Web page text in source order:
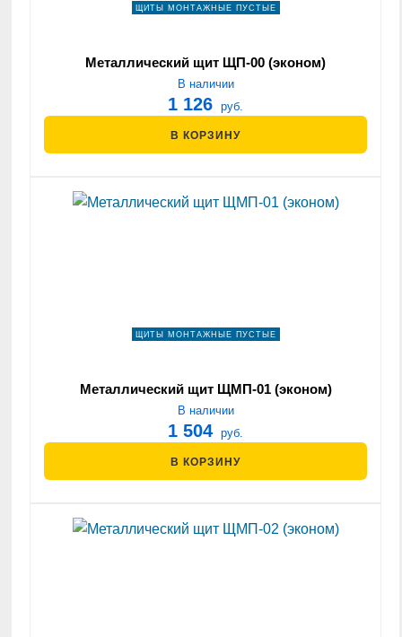
ЩИТЫ МОНТАЖНЫЕ ПУСТЫЕ
Металлический щит ЩП-00 (эконом)
В наличии
1 126 руб.
В КОРЗИНУ
ЩИТЫ МОНТАЖНЫЕ ПУСТЫЕ
Металлический щит ЩМП-01 (эконом)
В наличии
1 504 руб.
В КОРЗИНУ